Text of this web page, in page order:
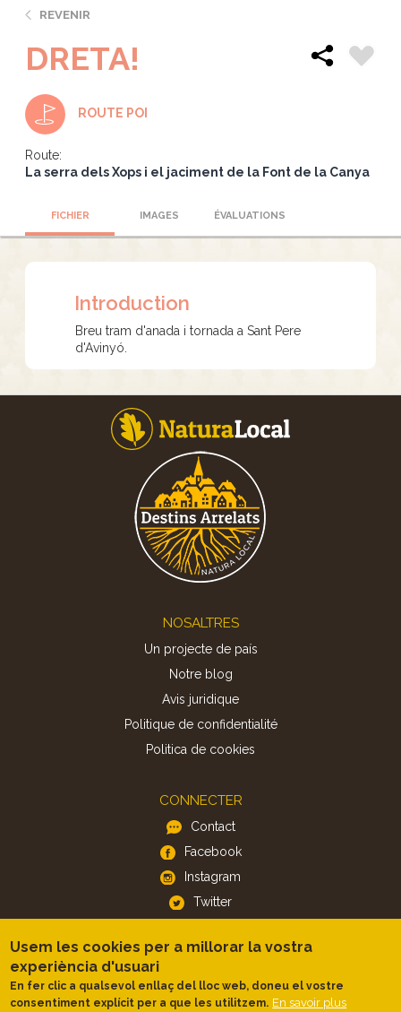
REVENIR
DRETA!
ROUTE POI
Route:
La serra dels Xops i el jaciment de la Font de la Canya
FICHIER IMAGES ÉVALUATIONS
Introduction
Breu tram d'anada i tornada a Sant Pere
d'Avinyó.
NOSALTRES
Un projecte de país
Notre blog
Avis juridique
Politique de confidentialité
Politica de cookies
CONNECTER
Contact
Facebook
Instagram
Twitter
APP
iOS
Android
Usem les cookies per a millorar la vostra
experiència d'usuari
En fer clic a qualsevol enllaç del lloc web, doneu el vostre
consentiment explícit per a que les utilitzem. En savoir plus